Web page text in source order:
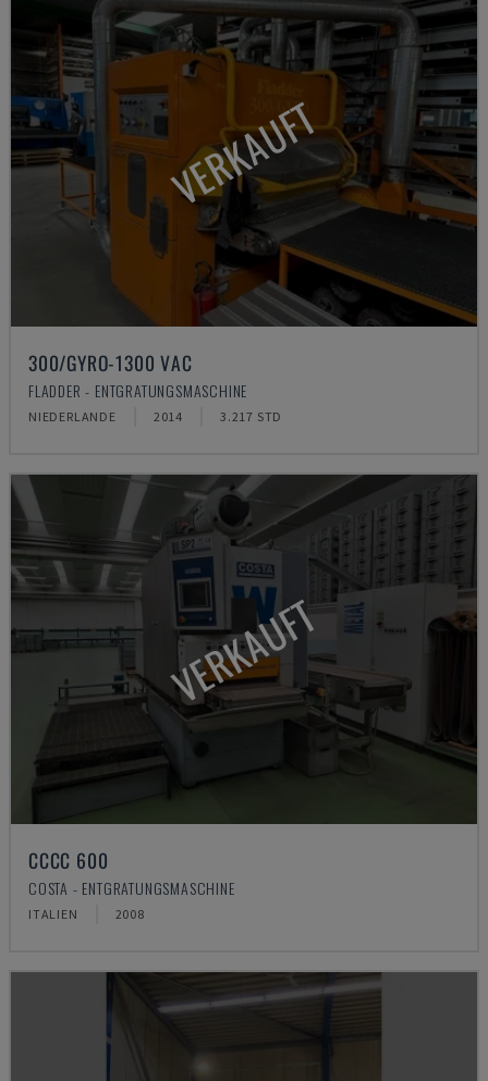
VERKAUFT
300/GYRO-1300 VAC
FLADDER - ENTGRATUNGSMASCHINE
NIEDERLANDE 2014 3.217 STD
VERKAUFT
CCCC 600
COSTA - ENTGRATUNGSMASCHINE
ITALIEN 2008